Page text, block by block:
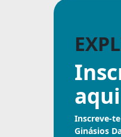
aqui
Inscreve-
Ginásios